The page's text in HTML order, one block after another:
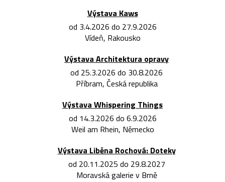
Výstava Kaws
od 3.4.2026 do 27.9.2026
Vídeň, Rakousko
Výstava Architektura opravy
od 25.3.2026 do 30.8.2026
Příbram, Česká republika
Výstava Whispering Things
od 14.3.2026 do 6.9.2026
Weil am Rhein, Německo
Výstava Liběna Rochová: Doteky
od 20.11.2025 do 29.8.2027
Moravská galerie v Brně